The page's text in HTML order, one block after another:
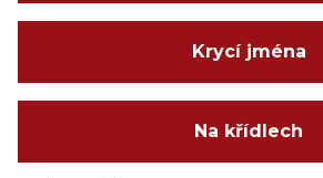
Krycí jména
Na křídlech